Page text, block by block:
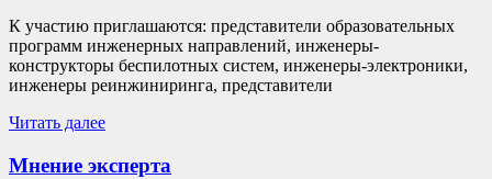
К участию приглашаются: представители образовательных
программ инженерных направлений, инженеры-
конструкторы беспилотных систем, инженеры-электроники,
инженеры реинжиниринга, представители
Читать далее
Мнение эксперта